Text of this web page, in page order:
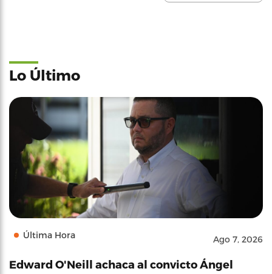
Lo Último
Última Hora Ago 7, 2026
Edward O'Neill achaca al convicto Ángel